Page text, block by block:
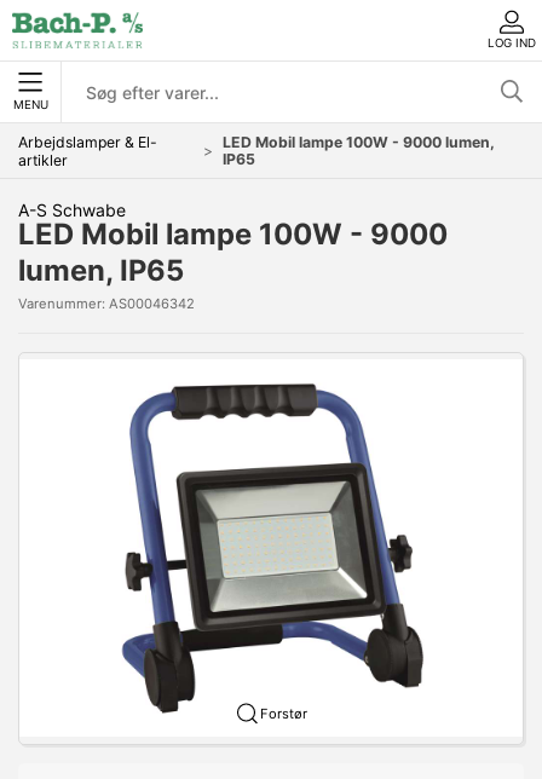
LOG IND
MENU
Arbejdslamper & El-
artikler
LED Mobil lampe 100W - 9000 lumen,
IP65
A-S Schwabe
LED Mobil lampe 100W - 9000
lumen, IP65
Varenummer: AS00046342
Forstør